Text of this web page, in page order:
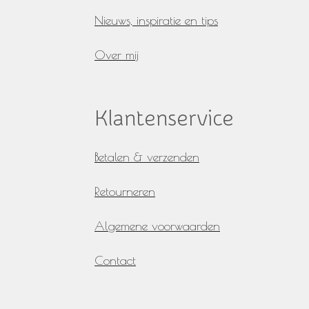
Nieuws, inspiratie en tips
Over mij
Klantenservice
Betalen & verzenden
Retourneren
Algemene voorwaarden
Contact